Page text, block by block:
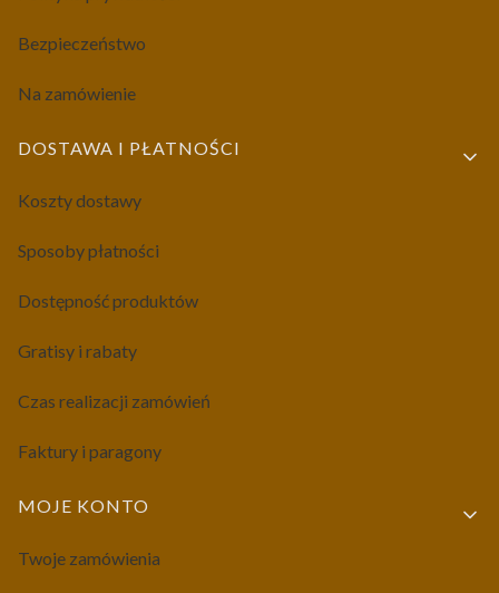
Bezpieczeństwo
Na zamówienie
DOSTAWA I PŁATNOŚCI
Koszty dostawy
Sposoby płatności
Dostępność produktów
Gratisy i rabaty
Czas realizacji zamówień
Faktury i paragony
MOJE KONTO
Twoje zamówienia